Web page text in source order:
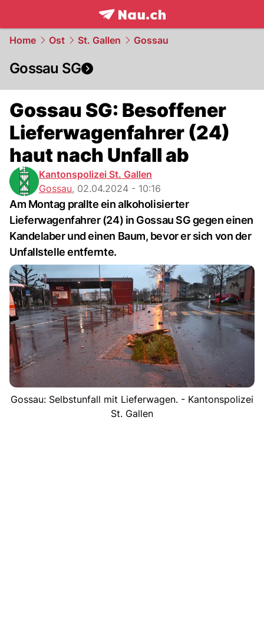
frontpage.NAU.ch
Home Ost St. Gallen Gossau
Gossau SG
Gossau SG: Besoffener
Lieferwagenfahrer (24)
haut nach Unfall ab
Kantonspolizei St. Gallen
Gossau, 02.04.2024 - 10:16
Am Montag prallte ein alkoholisierter
Lieferwagenfahrer (24) in Gossau SG gegen einen
Kandelaber und einen Baum, bevor er sich von der
Unfallstelle entfernte.
Gossau: Selbstunfall mit Lieferwagen. - Kantonspolizei
St. Gallen